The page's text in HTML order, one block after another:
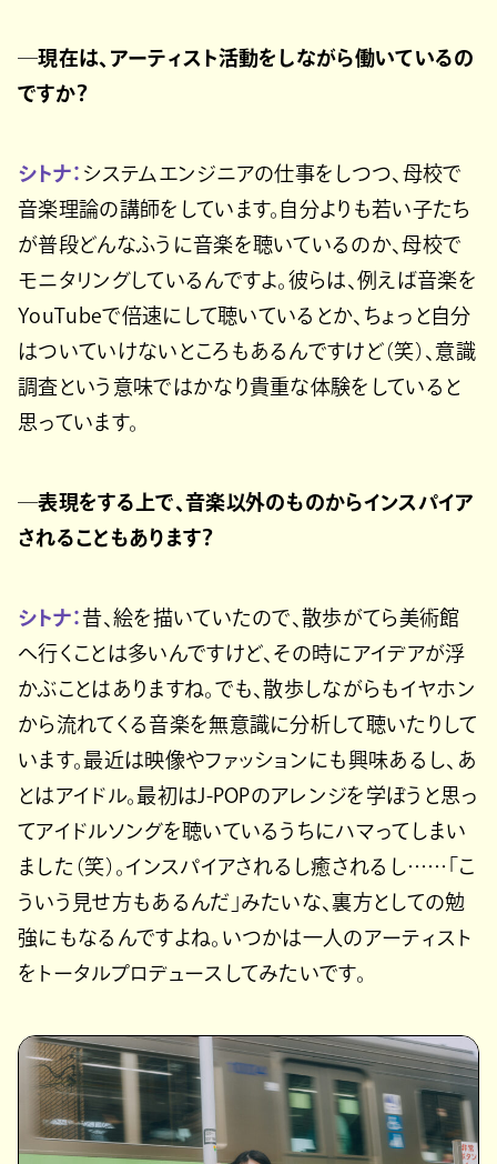
─現在は、アーティスト活動をしながら働いているの
ですか？
シトナ： システムエンジニアの仕事をしつつ、母校で
音楽理論の講師をしています。自分よりも若い子たち
が普段どんなふうに音楽を聴いているのか、母校で
モニタリングしているんですよ。彼らは、例えば音楽を
YouTubeで倍速にして聴いているとか、ちょっと自分
はついていけないところもあるんですけど（笑）、意識
調査という意味ではかなり貴重な体験をしていると
思っています。
─表現をする上で、音楽以外のものからインスパイア
されることもあります？
シトナ：昔、絵を描いていたので、散歩がてら美術館
へ行くことは多いんですけど、その時にアイデアが浮
かぶことはありますね。でも、散歩しながらもイヤホン
から流れてくる音楽を無意識に分析して聴いたりして
います。最近は映像やファッションにも興味あるし、あ
とはアイドル。最初はJ-POPのアレンジを学ぼうと思っ
てアイドルソングを聴いているうちにハマってしまい
ました（笑）。インスパイアされるし癒されるし……「こ
ういう見せ方もあるんだ」みたいな、裏方としての勉
強にもなるんですよね。いつかは一人のアーティスト
をトータルプロデュースしてみたいです。